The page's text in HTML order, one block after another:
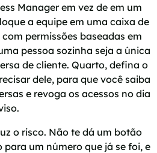
Manager em vez de em um
a equipe em uma caixa de
permissões baseadas em
pessoa sozinha seja a única
de cliente. Quarto, defina o
dele, para que você saiba
e revoga os acessos no dia
o risco. Não te dá um botão
um número que já se foi, e